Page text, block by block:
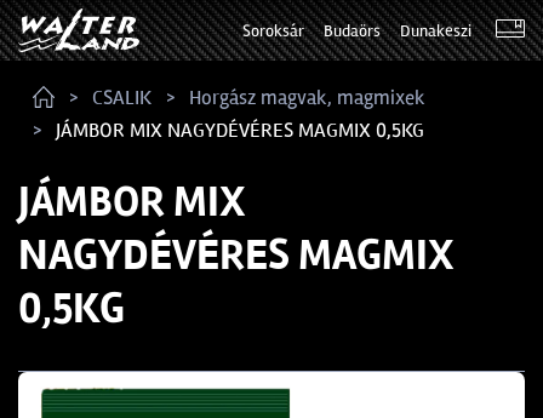
Soroksár Budaörs Dunakeszi
CSALIK
Horgász magvak, magmixek
JÁMBOR MIX NAGYDÉVÉRES MAGMIX 0,5KG
JÁMBOR MIX
NAGYDÉVÉRES MAGMIX
0,5KG